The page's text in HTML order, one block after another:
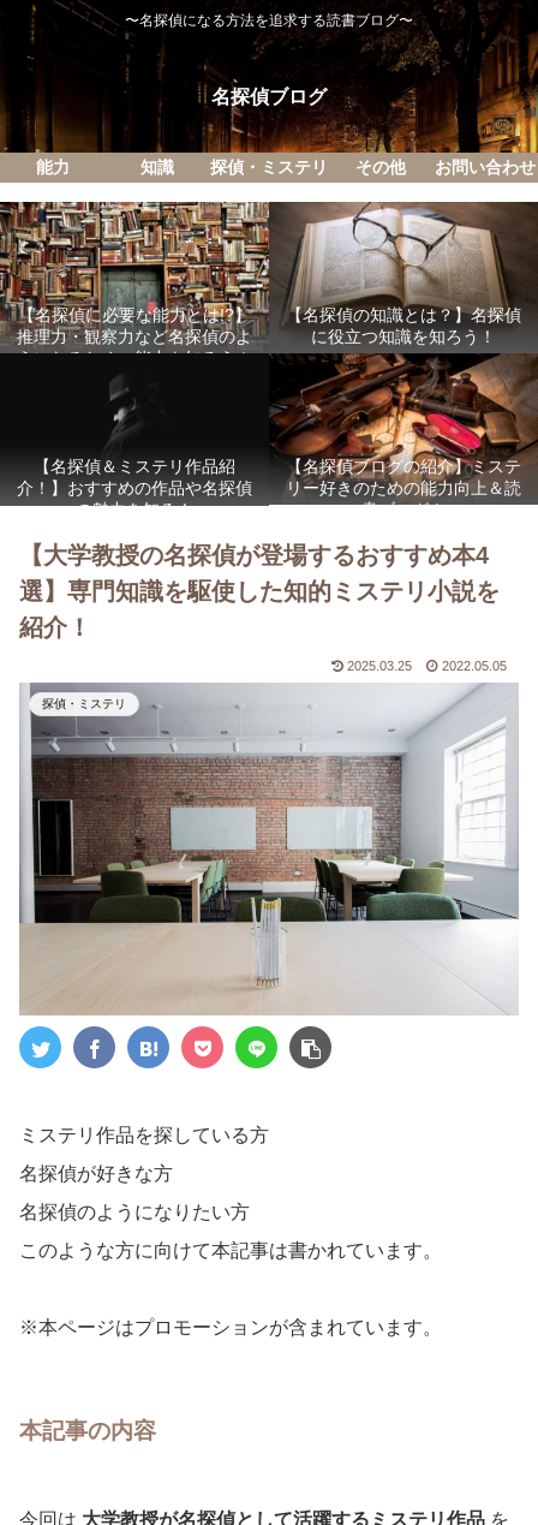
〜名探偵になる方法を追求する読書ブログ〜
名探偵ブログ
能力 知識 探偵・ミステリ その他 お問い合わせ
【名探偵に必要な能力とは!?】
推理力・観察力など名探偵のよ
うになるための能力を知ろう！
【名探偵の知識とは？】名探偵
に役立つ知識を知ろう！
【名探偵＆ミステリ作品紹
介！】おすすめの作品や名探偵
の魅力を知る！
【名探偵ブログの紹介】ミステ
リー好きのための能力向上＆読
書ブログ！
【大学教授の名探偵が登場するおすすめ本4
選】専門知識を駆使した知的ミステリ小説を
紹介！
2025.03.25 2022.05.05
探偵・ミステリ
ミステリ作品を探している方
名探偵が好きな方
名探偵のようになりたい方
このような方に向けて本記事は書かれています。
※本ページはプロモーションが含まれています。
本記事の内容
今回は 大学教授が名探偵として活躍するミステリ作品 を